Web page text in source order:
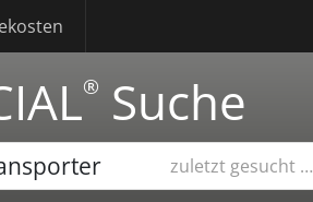
® Suche
zuletzt gesucht …